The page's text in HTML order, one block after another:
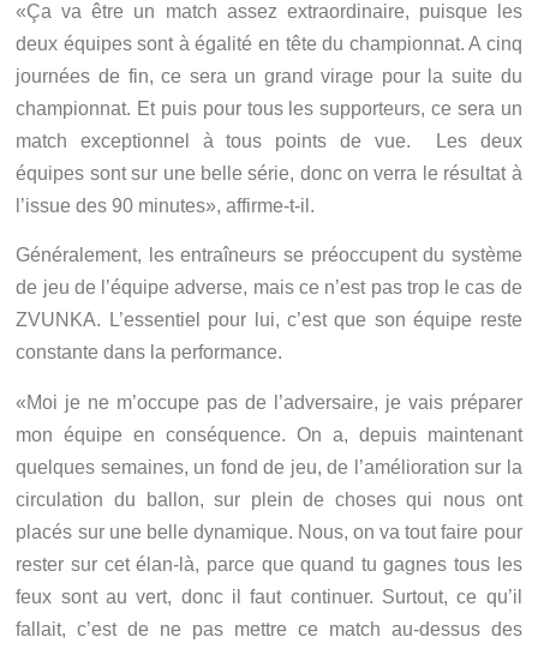
«Ça va être un match assez extraordinaire, puisque les
deux équipes sont à égalité en tête du championnat. A cinq
journées de fin, ce sera un grand virage pour la suite du
championnat. Et puis pour tous les supporteurs, ce sera un
match exceptionnel à tous points de vue. Les deux
équipes sont sur une belle série, donc on verra le résultat à
l’issue des 90 minutes», affirme-t-il.
Généralement, les entraîneurs se préoccupent du système
de jeu de l’équipe adverse, mais ce n’est pas trop le cas de
ZVUNKA. L’essentiel pour lui, c’est que son équipe reste
constante dans la performance.
«Moi je ne m’occupe pas de l’adversaire, je vais préparer
mon équipe en conséquence. On a, depuis maintenant
quelques semaines, un fond de jeu, de l’amélioration sur la
circulation du ballon, sur plein de choses qui nous ont
placés sur une belle dynamique. Nous, on va tout faire pour
rester sur cet élan-là, parce que quand tu gagnes tous les
feux sont au vert, donc il faut continuer. Surtout, ce qu’il
fallait, c’est de ne pas mettre ce match au-dessus des